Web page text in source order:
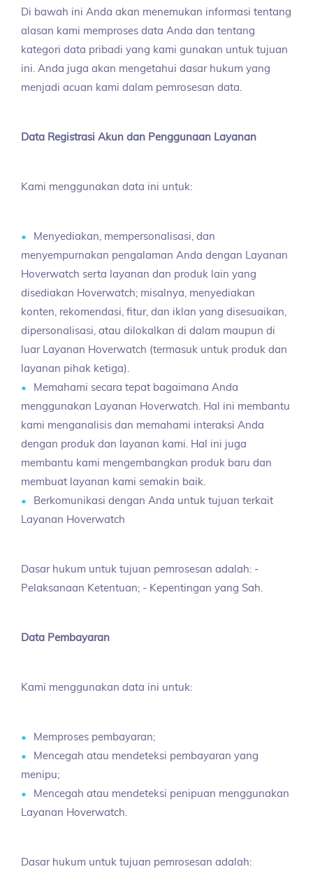
Di bawah ini Anda akan menemukan informasi tentang
alasan kami memproses data Anda dan tentang
kategori data pribadi yang kami gunakan untuk tujuan
ini. Anda juga akan mengetahui dasar hukum yang
menjadi acuan kami dalam pemrosesan data.
Data Registrasi Akun dan Penggunaan Layanan
Kami menggunakan data ini untuk:
Menyediakan, mempersonalisasi, dan
menyempurnakan pengalaman Anda dengan Layanan
Hoverwatch serta layanan dan produk lain yang
disediakan Hoverwatch; misalnya, menyediakan
konten, rekomendasi, fitur, dan iklan yang disesuaikan,
dipersonalisasi, atau dilokalkan di dalam maupun di
luar Layanan Hoverwatch (termasuk untuk produk dan
layanan pihak ketiga).
Memahami secara tepat bagaimana Anda
menggunakan Layanan Hoverwatch. Hal ini membantu
kami menganalisis dan memahami interaksi Anda
dengan produk dan layanan kami. Hal ini juga
membantu kami mengembangkan produk baru dan
membuat layanan kami semakin baik.
Berkomunikasi dengan Anda untuk tujuan terkait
Layanan Hoverwatch
Dasar hukum untuk tujuan pemrosesan adalah: -
Pelaksanaan Ketentuan; - Kepentingan yang Sah.
Data Pembayaran
Kami menggunakan data ini untuk:
Memproses pembayaran;
Mencegah atau mendeteksi pembayaran yang
menipu;
Mencegah atau mendeteksi penipuan menggunakan
Layanan Hoverwatch.
Dasar hukum untuk tujuan pemrosesan adalah: